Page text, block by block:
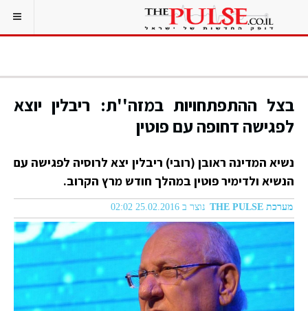
בצל ההתפתחויות במזה''ת: ריבלין יוצא
לפגישה דחופה עם פוטין
נשיא המדינה ראובן (רובי) ריבלין יצא לרוסיה לפגישה עם
הנשיא ולדימיר פוטין במהלך חודש מרץ הקרוב.
מערכת THE PULSE נוצר ב 25.02.2016 02:02